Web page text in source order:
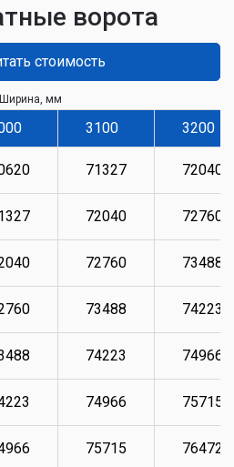
ворота
стоимость
Ширина, мм
3100 3200
71327 72040
72040 72760
72760 73488
73488 74223
74223 74966
74966 75715
75715 76472